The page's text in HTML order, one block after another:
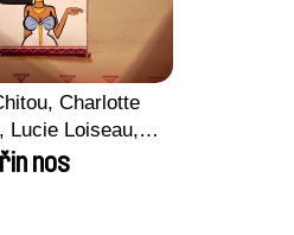
Charlotte
Lucie Loiseau,
Maxime
nos